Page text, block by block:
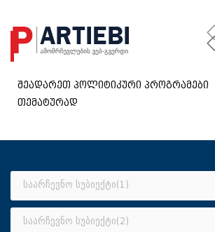
EECMD
ᲙᲘᲗᲮᲕᲐᲠᲘ
ᲮᲨᲘᲠᲐᲓ ᲓᲐᲡᲛᲣᲚᲘ ᲙᲘᲗᲮᲕᲔᲑᲘ
ᲓᲐᲒᲕᲘᲙᲐᲕᲨᲘᲠᲓᲘᲗ
შეადარეთ პოლიტიკური პროგრამები
თემატურად
საარჩევნო სუბიექტი(1)
საარჩევნო სუბიექტი(2)